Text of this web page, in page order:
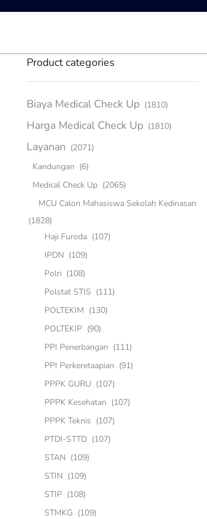
Product categories
Biaya Medical Check Up (1810)
Harga Medical Check Up (1810)
Layanan (2071)
Kandungan (6)
Medical Check Up (2065)
MCU Calon Mahasiswa Sekolah Kedinasan
(1828)
Haji Furoda (107)
IPDN (109)
Polri (108)
Polstat STIS (111)
POLTEKIM (130)
POLTEKIP (90)
PPI Penerbangan (111)
PPI Perkeretaapian (91)
PPPK GURU (107)
PPPK Kesehatan (107)
PPPK Teknis (107)
PTDI-STTD (107)
STAN (109)
STIN (109)
STIP (108)
STMKG (109)